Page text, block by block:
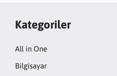
Kategoriler
All in One
Bilgisayar